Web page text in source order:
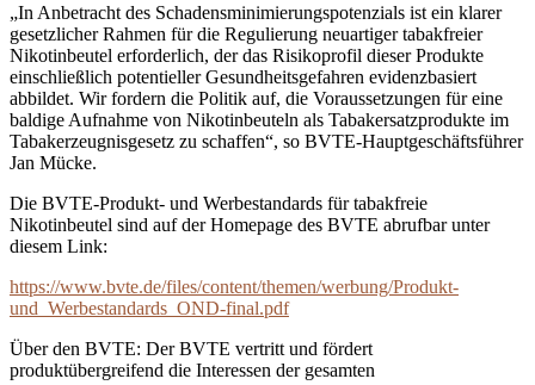
„In Anbetracht des Schadensminimierungspotenzials ist ein klarer
gesetzlicher Rahmen für die Regulierung neuartiger tabakfreier
Nikotinbeutel erforderlich, der das Risikoprofil dieser Produkte
einschließlich potentieller Gesundheitsgefahren evidenzbasiert
abbildet. Wir fordern die Politik auf, die Voraussetzungen für eine
baldige Aufnahme von Nikotinbeuteln als Tabakersatzprodukte im
Tabakerzeugnisgesetz zu schaffen“, so BVTE-Hauptgeschäftsführer
Jan Mücke.
Die BVTE-Produkt- und Werbestandards für tabakfreie
Nikotinbeutel sind auf der Homepage des BVTE abrufbar unter
diesem Link:
https://www.bvte.de/files/content/themen/werbung/Produkt-
und_Werbestandards_OND-final.pdf
Über den BVTE: Der BVTE vertritt und fördert
produktübergreifend die Interessen der gesamten